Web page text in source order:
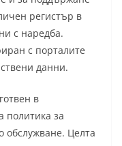
регистър в
с наредба.
с порталите
данни.
в
политика за
обслужване. Целта